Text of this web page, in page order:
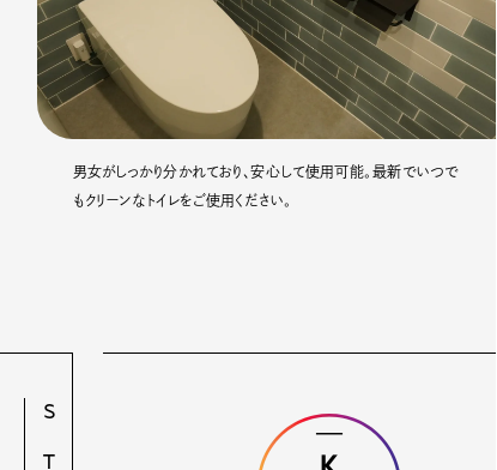
男女がしっかり分かれており、安心して使用可能。最新でいつで
もクリーンなトイレをご使用ください。